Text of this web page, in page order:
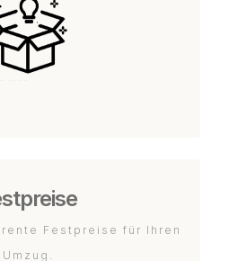
Festpreise für Ihren
Umzug.